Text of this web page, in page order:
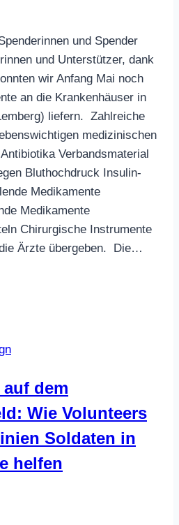
und Spender
und Unterstützer, dank
wir Anfang Mai noch
an die Krankenhäuser in
liefern. Zahlreiche
medizinischen
Verbandsmaterial
Bluthochdruck Insulin-
Medikamente
Medikamente
Chirurgische Instrumente
Ärzte übergeben. Die…
dem
Wie Volunteers
Soldaten in
helfen